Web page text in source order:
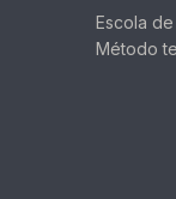
Escola
Método